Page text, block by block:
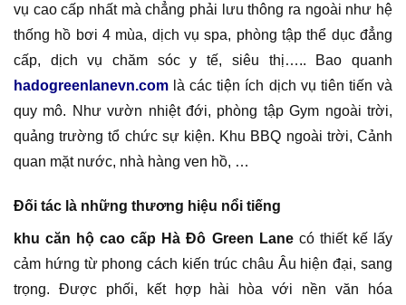
vụ cao cấp nhất mà chẳng phải lưu thông ra ngoài như hệ
thống hồ bơi 4 mùa, dịch vụ spa, phòng tập thể dục đẳng
cấp, dịch vụ chăm sóc y tế, siêu thị….. Bao quanh
hadogreenlanevn.com là các tiện ích dịch vụ tiên tiến và
quy mô. Như vườn nhiệt đới, phòng tập Gym ngoài trời,
quảng trường tổ chức sự kiện. Khu BBQ ngoài trời, Cảnh
quan mặt nước, nhà hàng ven hồ, …
Đối tác là những thương hiệu nổi tiếng
khu căn hộ cao cấp Hà Đô Green Lanecó thiết kế lấy
cảm hứng từ phong cách kiến trúc châu Âu hiện đại, sang
trọng. Được phối, kết hợp hài hòa với nền văn hóa